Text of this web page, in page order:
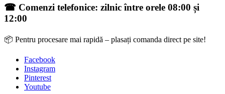
☎ Comenzi telefonice: zilnic între orele 08:00 și
12:00
📦 Pentru procesare mai rapidă – plasați comanda direct pe site!
Facebook
Instagram
Pinterest
Youtube